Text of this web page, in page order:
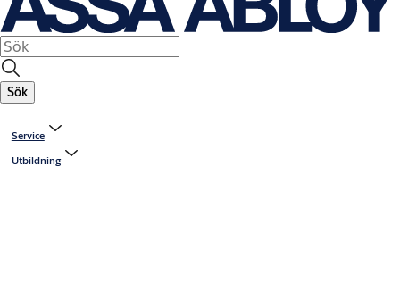
Sök
Service
Utbildning